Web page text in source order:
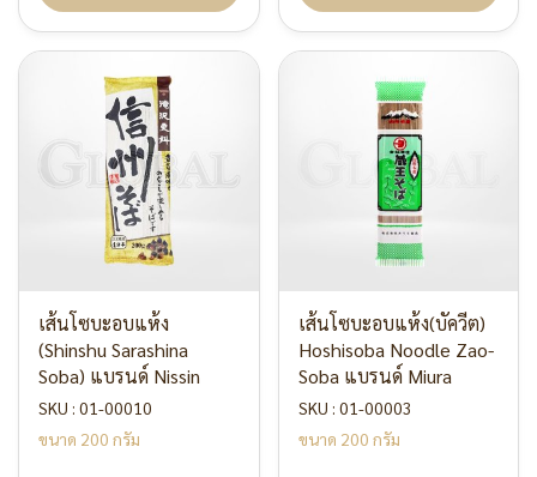
เส้นโซบะอบแห้ง
(Shinshu Sarashina
Soba) แบรนด์ Nissin
SKU : 01-00010
ขนาด 200 กรัม
เส้นโซบะอบแห้ง(บัควีต)
Hoshisoba Noodle Zao-
Soba แบรนด์ Miura
SKU : 01-00003
ขนาด 200 กรัม